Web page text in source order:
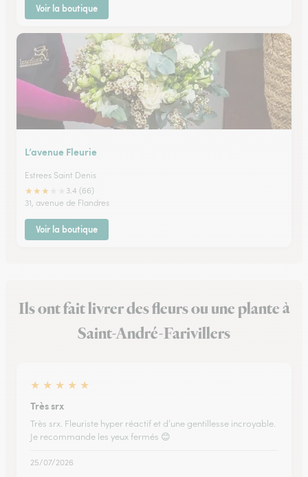
Voir la boutique
L’avenue Fleurie
Estrees Saint Denis
★★★
3.4 (66)
31, avenue de Flandres
Voir la boutique
Ils ont fait livrer des fleurs ou une plante à
Saint-André-Farivillers
★ ★ ★ ★ ★
Très srx
Très srx. Fleuriste hyper réactif et d’une gentillesse incroyable.
Je recommande les yeux fermés 😊
25/07/2026